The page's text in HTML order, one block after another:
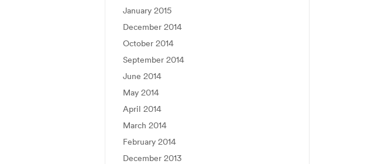
January 2015
December 2014
October 2014
September 2014
June 2014
May 2014
April 2014
March 2014
February 2014
December 2013